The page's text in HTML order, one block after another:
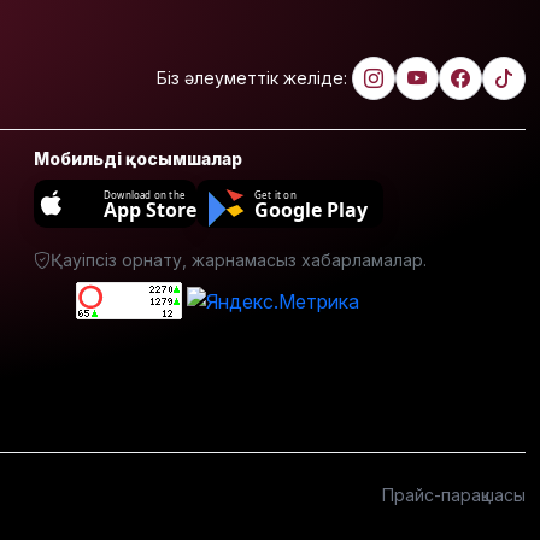
Қазақстандағы
ең қымбат
мамандықтар
ақысы
қанша?
Біз әлеуметтік желіде:
Мобильді қосымшалар
Download on the
App Store
Get it on
Google Play
Қауіпсіз орнату, жарнамасыз хабарламалар.
Прайс-парақшасы